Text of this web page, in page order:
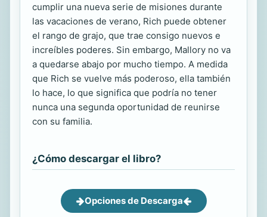
cumplir una nueva serie de misiones durante
las vacaciones de verano, Rich puede obtener
el rango de grajo, que trae consigo nuevos e
increíbles poderes. Sin embargo, Mallory no va
a quedarse abajo por mucho tiempo. A medida
que Rich se vuelve más poderoso, ella también
lo hace, lo que significa que podría no tener
nunca una segunda oportunidad de reunirse
con su familia.
¿Cómo descargar el libro?
Opciones de Descarga